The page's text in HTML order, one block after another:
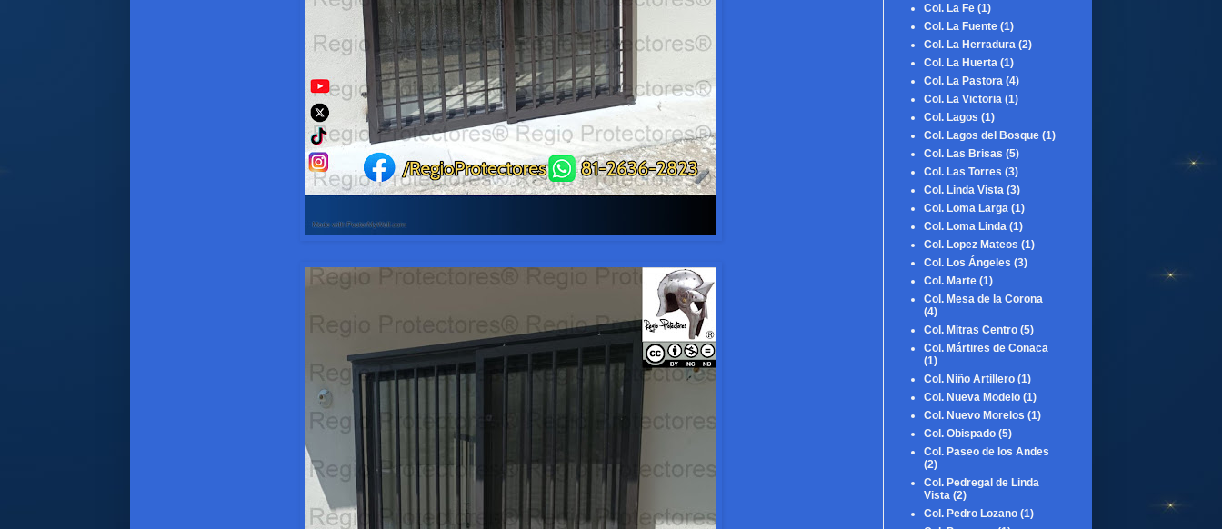
Col. La Fe (1)
Col. La Fuente (1)
Col. La Herradura (2)
Col. La Huerta (1)
Col. La Pastora (4)
Col. La Victoria (1)
Col. Lagos (1)
Col. Lagos del Bosque (1)
Col. Las Brisas (5)
Col. Las Torres (3)
Col. Linda Vista (3)
Col. Loma Larga (1)
Col. Loma Linda (1)
Col. Lopez Mateos (1)
Col. Los Ángeles (3)
Col. Marte (1)
Col. Mesa de la Corona
(4)
Col. Mitras Centro (5)
Col. Mártires de Conaca
(1)
Col. Niño Artillero (1)
Col. Nueva Modelo (1)
Col. Nuevo Morelos (1)
Col. Obispado (5)
Col. Paseo de los Andes
(2)
Col. Pedregal de Linda
Vista (2)
Col. Pedro Lozano (1)